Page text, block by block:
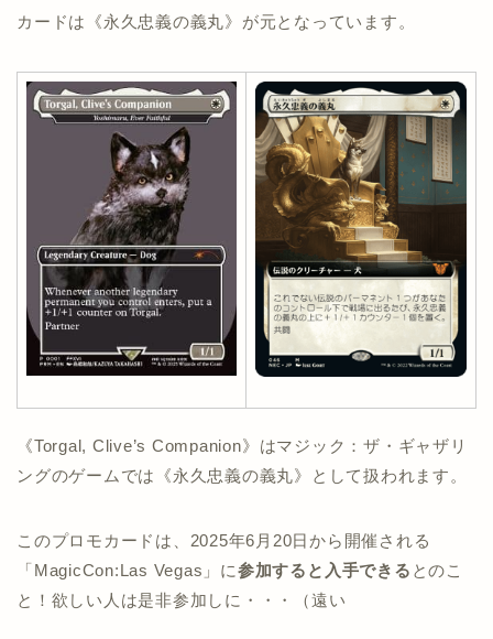
カードは《永久忠義の義丸》が元となっています。
《Torgal, Clive’s Companion》はマジック：ザ・ギャザリ
ングのゲームでは《永久忠義の義丸》として扱われます。
このプロモカードは、2025年6月20日から開催される
「MagicCon:Las Vegas」に参加すると入手できる とのこ
と！欲しい人は是非参加しに・・・（遠い